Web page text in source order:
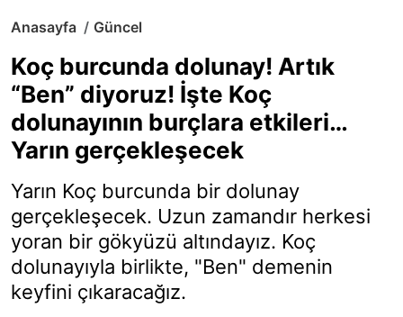
Anasayfa Güncel
Koç burcunda dolunay! Artık
“Ben” diyoruz! İşte Koç
dolunayının burçlara etkileri…
Yarın gerçekleşecek
Yarın Koç burcunda bir dolunay
gerçekleşecek. Uzun zamandır herkesi
yoran bir gökyüzü altındayız. Koç
dolunayıyla birlikte, "Ben" demenin
keyfini çıkaracağız.